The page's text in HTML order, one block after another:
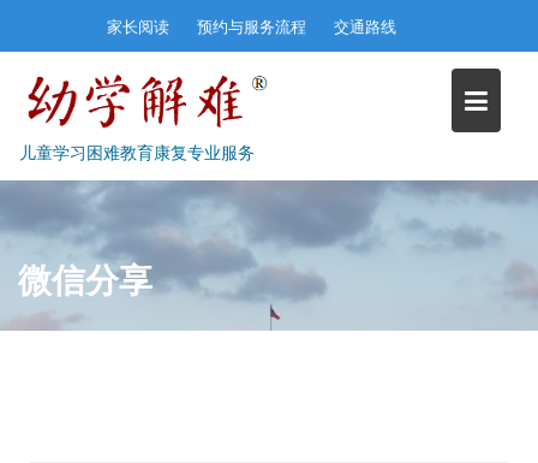
家长阅读 预约与服务流程 交通路线
儿童学习困难教育康复专业服务
微信分享